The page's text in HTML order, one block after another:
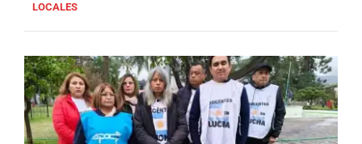
LOCALES